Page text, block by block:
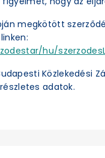
megkötött
hu/
Közlekedési
adatok.